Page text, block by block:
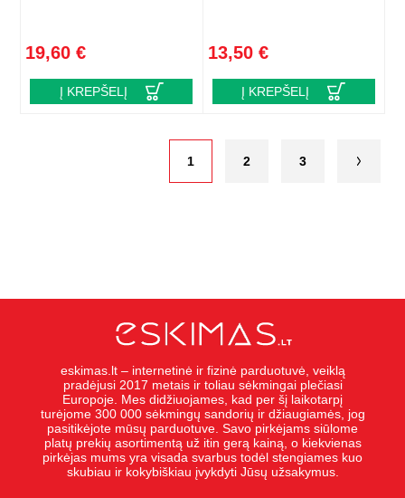
19,60 €
Į KREPŠELĮ
13,50 €
Į KREPŠELĮ
1 2 3
eskimas.lt – internetinė ir fizinė parduotuvė, veiklą
pradėjusi 2017 metais ir toliau sėkmingai plečiasi
Europoje. Mes didžiuojames, kad per šį laikotarpį
turėjome 300 000 sėkmingų sandorių ir džiaugiamės, jog
pasitikėjote mūsų parduotuve. Savo pirkėjams siūlome
platų prekių asortimentą už itin gerą kainą, o kiekvienas
pirkėjas mums yra visada svarbus todėl stengiames kuo
skubiau ir kokybiškiau įvykdyti Jūsų užsakymus.